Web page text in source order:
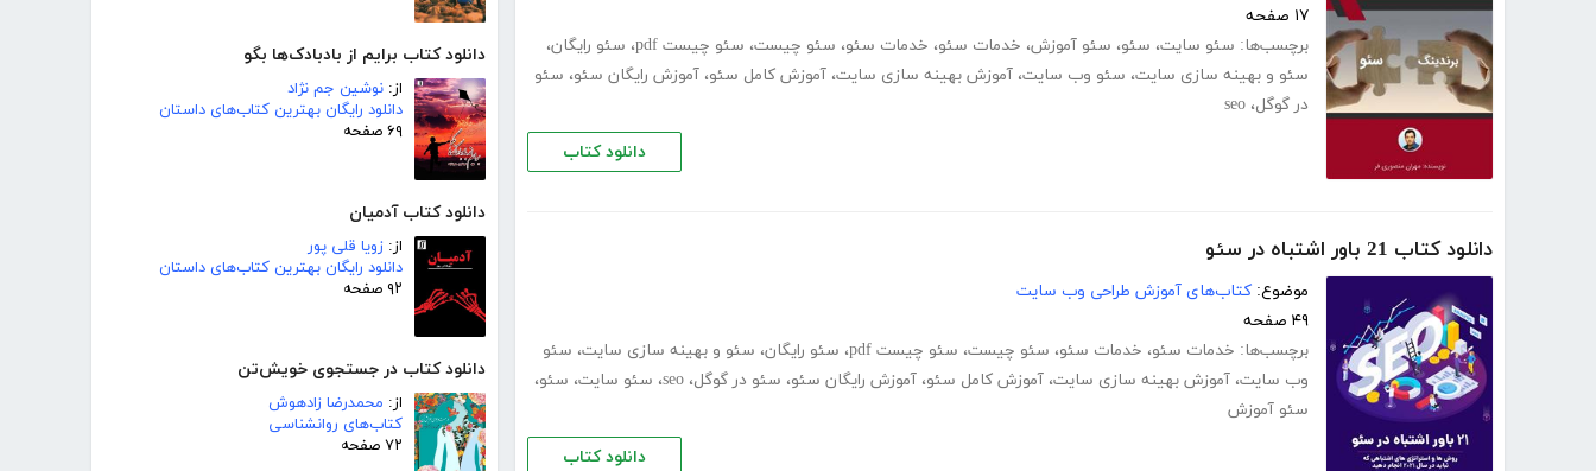
دانلود کتاب برایم از بادبادک‌ها بگو
از: نوشین جم نژاد
دانلود رایگان بهترین کتاب‌های داستان
۶۹ صفحه
دانلود کتاب آدمیان
از: زویا قلی پور
دانلود رایگان بهترین کتاب‌های داستان
۹۲ صفحه
دانلود کتاب در جستجوی خویش‌تن
از: محمدرضا زادهوش
کتاب‌های روانشناسی
۷۲ صفحه
۱۷ صفحه
برچسب‌ها: سئو سایت، سئو، سئو آموزش، خدمات سئو، خدمات سئو، سئو چیست، سئو چیست pdf ، سئو رایگان،
سئو و بهینه سازی سایت، سئو وب سایت، آموزش بهینه سازی سایت، آموزش کامل سئو، آموزش رایگان سئو، سئو
در گوگل، seo
دانلود کتاب
دانلود کتاب 21 باور اشتباه در سئو
موضوع: کتاب‌های آموزش طراحی وب سایت
۴۹ صفحه
برچسب‌ها: خدمات سئو، خدمات سئو، سئو چیست، سئو چیست pdf ، سئو رایگان، سئو و بهینه سازی سایت، سئو
وب سایت، آموزش بهینه سازی سایت، آموزش کامل سئو، آموزش رایگان سئو، سئو در گوگل، seo، سئو سایت، سئو،
سئو آموزش
دانلود کتاب